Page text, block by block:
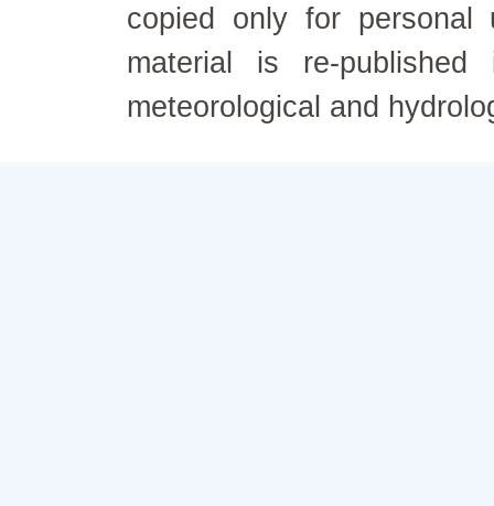
copied only for personal
material is re-
meteorological and